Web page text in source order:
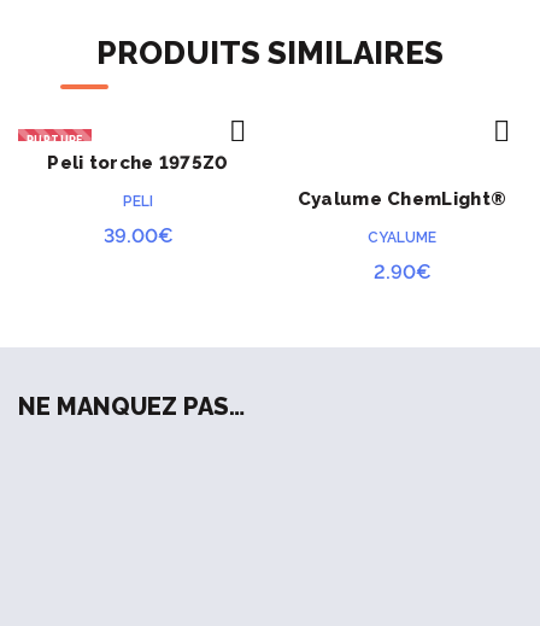
NSN 6260-01-178-5559
Longueur : 15,5 cm
Poids : 20 grammes
PRODUITS SIMILAIRES
RUPTURE
ACHETER
Peli torche 1975Z0
PELI
39.00€
Cyalume ChemLight®
CYALUME
2.90€
NE MANQUEZ PAS…